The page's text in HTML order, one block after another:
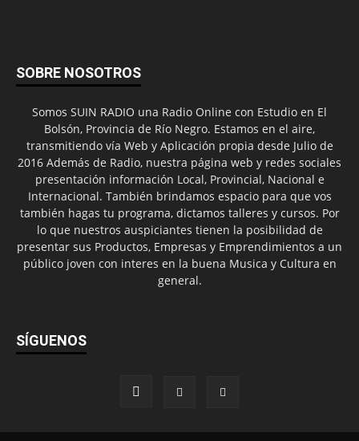
SOBRE NOSOTROS
Somos SUIN RADIO una Radio Online con Estudio en El
Bolsón, Provincia de Río Negro. Estamos en el aire,
transmitiendo vía Web y Aplicación propia desde Julio de
2016 Además de Radio, nuestra página web y redes sociales
presentación información Local, Provincial, Nacional e
Internacional. También brindamos espacio para que vos
también hagas tu programa, dictamos talleres y cursos. Por
lo que nuestros auspiciantes tienen la posibilidad de
presentar sus Productos, Empresas y Emprendimientos a un
público joven con interes en la buena Musica y Cultura en
general.
SÍGUENOS